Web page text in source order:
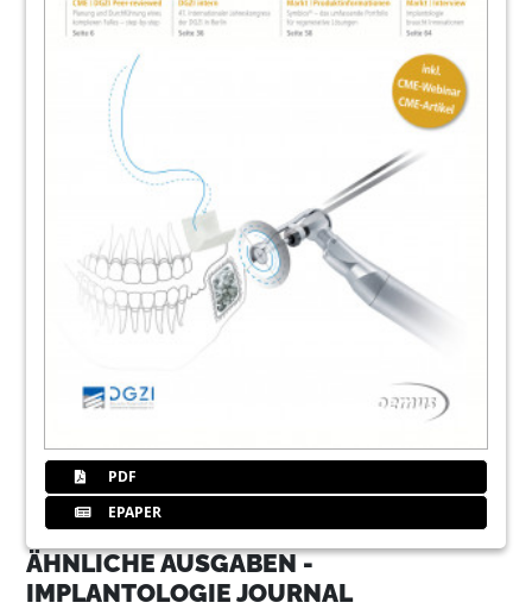
PDF
EPAPER
ÄHNLICHE AUSGABEN -
IMPLANTOLOGIE JOURNAL